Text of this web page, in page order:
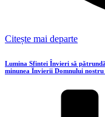
Citește mai departe
Lumina Sfintei Învieri să
minunea Învierii Domnului nostru